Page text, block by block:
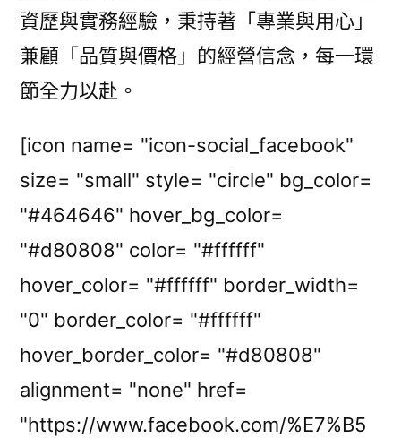
資歷與實務經驗，秉持著「專業與用心」
兼顧「品質與價格」的經營信念，每一環
節全力以赴。
[icon name= "icon-social_facebook"
size= "small" style= "circle" bg_color=
"#464646" hover_bg_color=
"#d80808" color= "#ffffff"
hover_color= "#ffffff" border_width=
"0" border_color= "#ffffff"
hover_border_color= "#d80808"
alignment= "none" href=
"https://www.facebook.com/%E7%B5